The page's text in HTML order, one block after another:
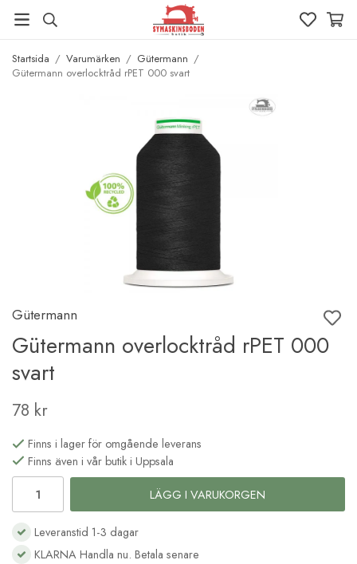
Startsida / Varumärken / Gütermann /
Gütermann overlocktråd rPET 000 svart
Gütermann
Gütermann overlocktråd rPET 000
svart
78 kr
Finns i lager för omgående leverans
Finns även i vår butik i Uppsala
LÄGG I VARUKORGEN
Leveranstid 1-3 dagar
KLARNA Handla nu. Betala senare